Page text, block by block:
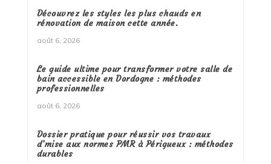
Découvrez les styles les plus chauds en
rénovation de maison cette année.
août 6, 2026
Le guide ultime pour transformer votre salle de
bain accessible en Dordogne : méthodes
professionnelles
août 6, 2026
Dossier pratique pour réussir vos travaux
d’mise aux normes PMR à Périgueux : méthodes
durables